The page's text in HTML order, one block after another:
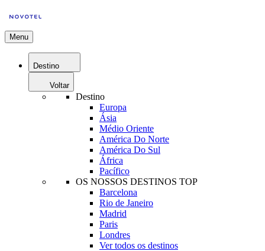
Menu
Destino
Voltar
Destino
Europa
Ásia
Médio Oriente
América Do Norte
América Do Sul
África
Pacífico
OS NOSSOS DESTINOS TOP
Barcelona
Rio de Janeiro
Madrid
Paris
Londres
Ver todos os destinos